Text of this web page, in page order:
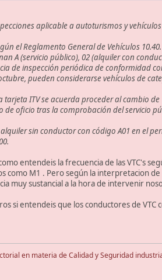
aplicable a autoturismos y vehículos
el Reglamento General de Vehículos
A (servicio público), 02 (alquiler con
de inspección periódica de conformidad
pueden considerarse vehículos de
ITV se acuerda proceder al cambio de
de oficio tras la comprobación del servicio
sin conductor con código A01 en el
entendeis la frecuencia de las VTC's
como M1 . Pero según la interpretacion
muy sustancial a la hora de intervenir
si entendeis que los conductores de VTC
en materia de Calidad y Seguridad